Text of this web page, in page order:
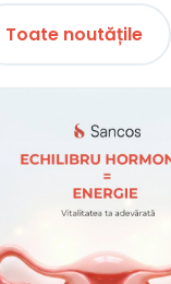
Toate noutățile